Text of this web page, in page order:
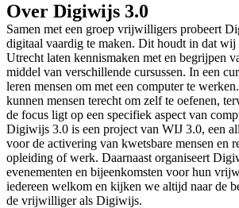
Over Digiwijs 3.0
Samen met een groep vrijwilligers probeert
digitaal vaardig te maken. Dit houdt in dat wij
Utrecht laten kennismaken met en begrijpen
middel van verschillende cursussen. In een
leren mensen om met een computer te
kunnen mensen terecht om zelf te oefenen,
de focus ligt op een specifiek aspect van
Digiwijs 3.0 is een project van WIJ 3.0, een
voor de activering van kwetsbare mensen en
opleiding of werk. Daarnaast organiseert
evenementen en bijeenkomsten voor hun
iedereen welkom en kijken we altijd naar de
de vrijwilliger als Digiwijs.